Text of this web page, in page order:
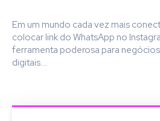
Em um mundo cada vez mais
colocar link do WhatsApp no
ferramenta poderosa para
digitais....